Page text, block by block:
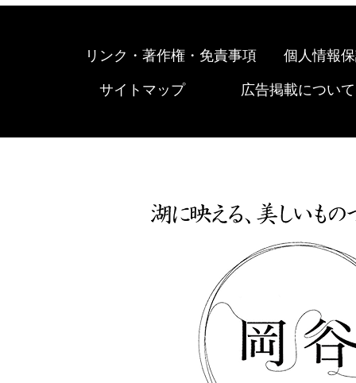
リンク・著作権・免責事項 個人情報
サイトマップ 広告掲載について